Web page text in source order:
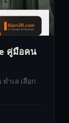
คู่มือคน
ำเล เลือก